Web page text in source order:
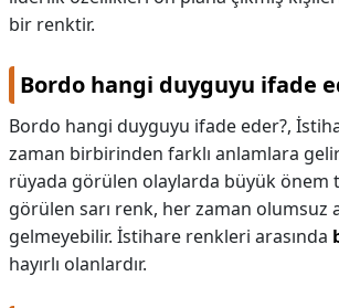
bir renktir.
Bordo hangi duyguyu ifade
Bordo hangi duyguyu ifade eder?,
zaman birbirinden farklı anlamlara
rüyada görülen olaylarda büyük önem
görülen sarı renk, her zaman olumsuz
gelmeyebilir. İstihare renkleri arasında
hayırlı olanlardır.